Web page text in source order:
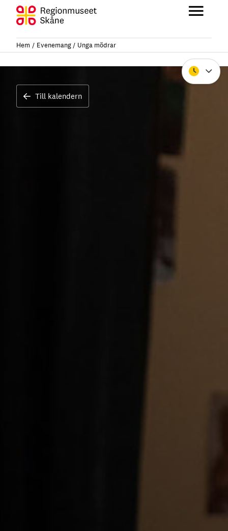
Hoppa
innehåll
Stäng
Hem Evenemang Unga mödrar
Till kalendern